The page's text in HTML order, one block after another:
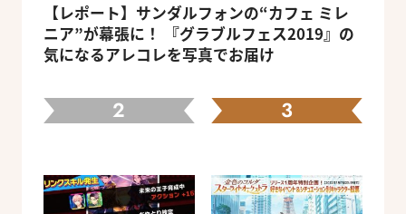
【レポート】サンダルフォンの“カフェ ミレ
ニア”が幕張に！ 『グラブルフェス2019』の
気になるアレコレを写真でお届け
2 3